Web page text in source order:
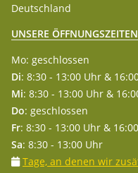
Deutschland
UNSERE ÖFFNUNGSZEITEN
Mo: geschlossen
Di: 8:30 - 13:00 Uhr &
Mi: 8:30 - 13:00 Uhr &
Do: geschlossen
Fr: 8:30 - 13:00 Uhr &
Sa: 8:30 - 13:00 Uhr
Tage, an denen wir